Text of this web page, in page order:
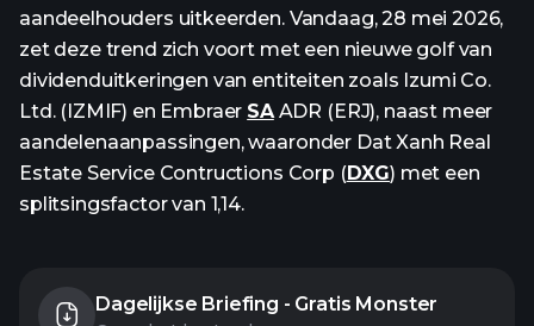
aandeelhouders uitkeerden. Vandaag, 28 mei 2026,
zet deze trend zich voort met een nieuwe golf van
dividenduitkeringen van entiteiten zoals Izumi Co.
Ltd. (IZMIF) en Embraer SAADR (ERJ), naast meer
aandelenaanpassingen, waaronder Dat Xanh Real
Estate Service Contructions Corp (DXG) met een
splitsingsfactor van 1,14.
Dagelijkse Briefing - Gratis Monster